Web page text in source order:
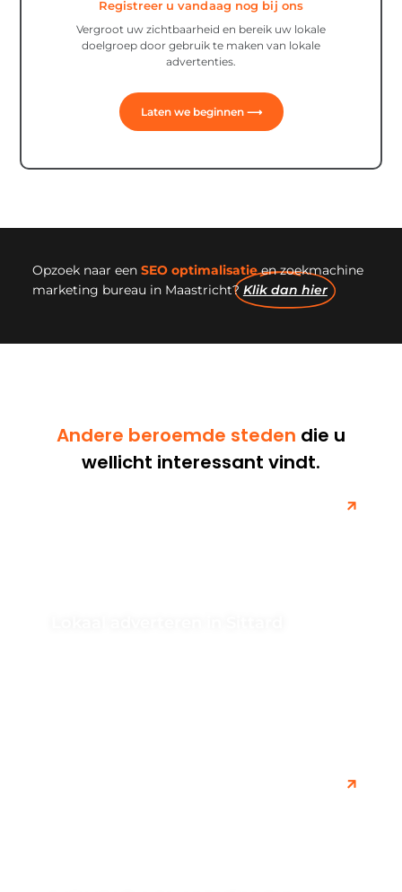
Registreer u vandaag nog bij ons
Vergroot uw zichtbaarheid en bereik uw lokale
doelgroep door gebruik te maken van lokale
advertenties.
Laten we beginnen ⟶
Opzoek naar een SEO optimalisatieen zoekmachine
marketing bureau in Maastricht? Klik dan hier
Andere beroemde steden die u
wellicht interessant vindt.